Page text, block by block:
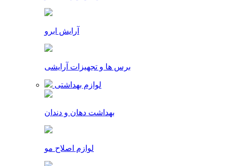
آرایش ابرو
برس ها و تجهیزات آرایشی
لوازم بهداشتی
بهداشت دهان و دندان
لوازم اصلاح مو